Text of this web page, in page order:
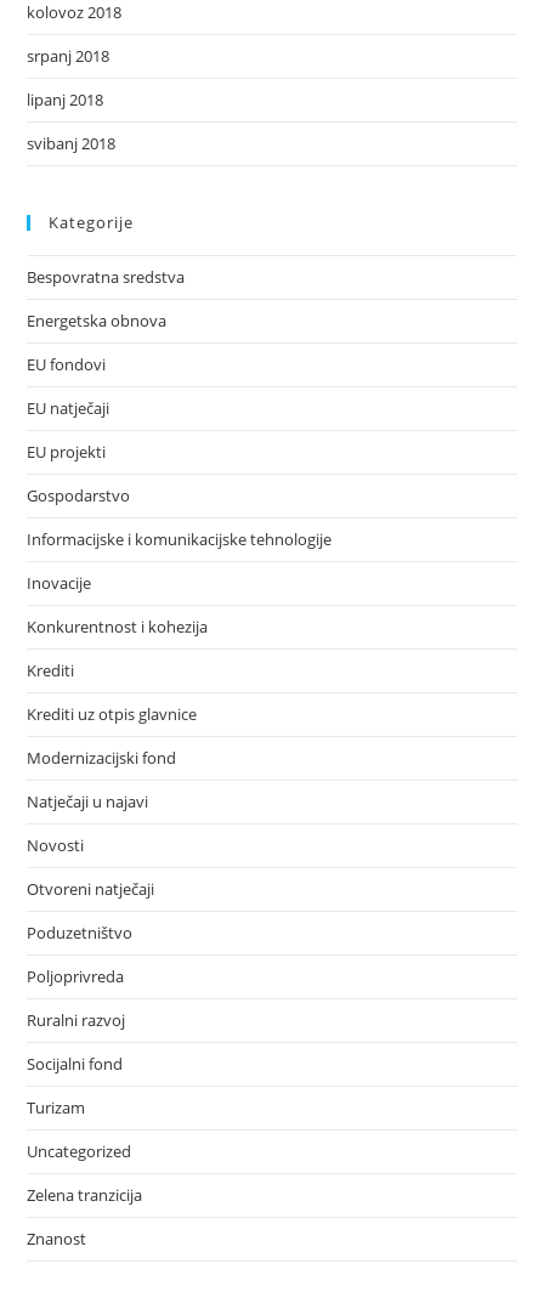
kolovoz 2018
srpanj 2018
lipanj 2018
svibanj 2018
Kategorije
Bespovratna sredstva
Energetska obnova
EU fondovi
EU natječaji
EU projekti
Gospodarstvo
Informacijske i komunikacijske tehnologije
Inovacije
Konkurentnost i kohezija
Krediti
Krediti uz otpis glavnice
Modernizacijski fond
Natječaji u najavi
Novosti
Otvoreni natječaji
Poduzetništvo
Poljoprivreda
Ruralni razvoj
Socijalni fond
Turizam
Uncategorized
Zelena tranzicija
Znanost